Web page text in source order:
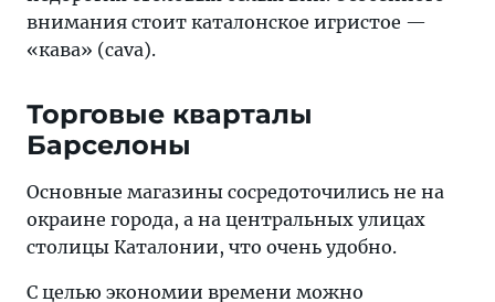
внимания стоит каталонское игристое —
«кава» (cava).
Торговые кварталы
Барселоны
Основные магазины сосредоточились не на
окраине города, а на центральных улицах
столицы Каталонии, что очень удобно.
С целью экономии времени можно